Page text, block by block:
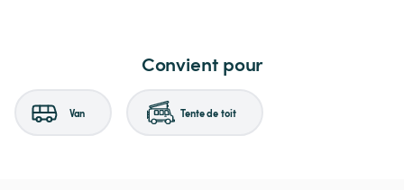
Convient pour
Van Tente de toit